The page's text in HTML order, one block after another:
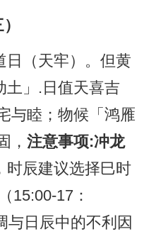
日（天牢）。但黄
土」.日值天喜吉
与睦；物候「鸿雁
， 注意事项:冲龙
时辰建议选择巳时
15:00-17：
与日辰中的不利因